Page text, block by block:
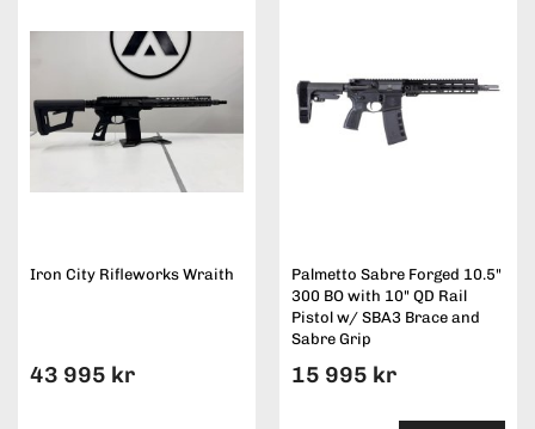
Iron City Rifleworks Wraith
43 995 kr
Palmetto Sabre Forged 10.5"
300 BO with 10" QD Rail
Pistol w/ SBA3 Brace and
Sabre Grip
15 995 kr